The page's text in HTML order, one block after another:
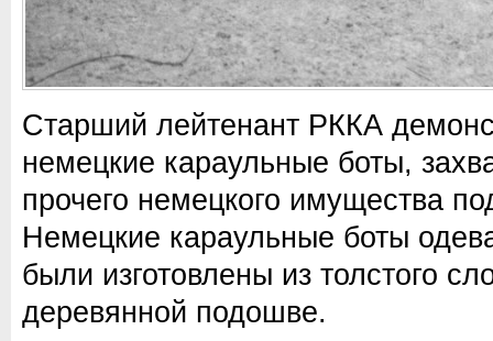
Старший лейтенант РККА
немецкие караульные боты,
прочего немецкого имущества
Немецкие караульные боты
были изготовлены из толстого
деревянной подошве.